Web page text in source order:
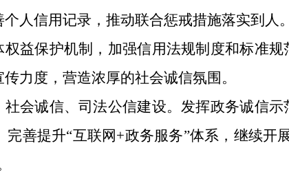
人信用记录，推动联合惩戒措施落实到人。
益保护机制，加强信用法规制度和标准规
力度，营造浓厚的社会诚信氛围。
会诚信、司法公信建设。发挥政务诚信示
善提升“互联网+政务服务”体系，继续开